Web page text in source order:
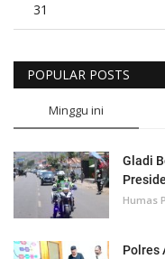
31
POPULAR POSTS
Minggu ini
Gladi
Humas
Polres